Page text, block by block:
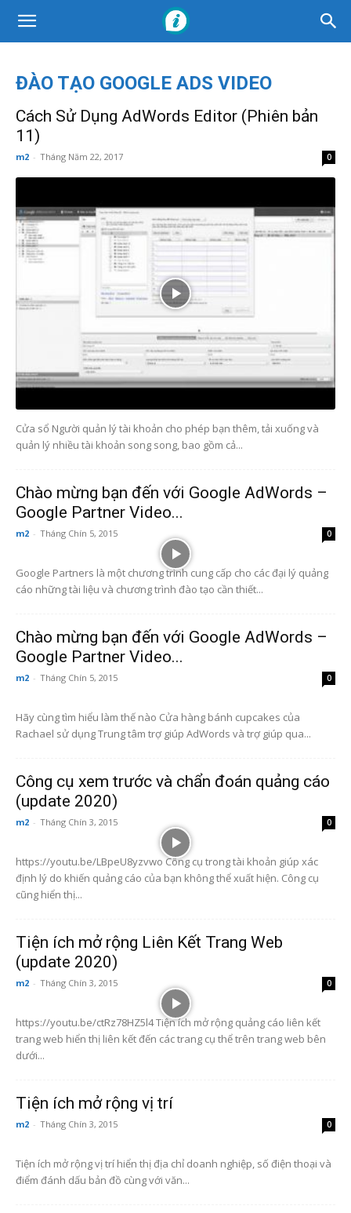
ĐÀO TẠO GOOGLE ADS VIDEO
Cách Sử Dụng AdWords Editor (Phiên bản
11)
m2 - Tháng Năm 22, 2017 0
Cửa sổ Người quản lý tài khoản cho phép bạn thêm, tải xuống và
quản lý nhiều tài khoản song song, bao gồm cả...
Chào mừng bạn đến với Google AdWords –
Google Partner Video...
m2 - Tháng Chín 5, 2015 0
Google Partners là một chương trình cung cấp cho các đại lý quảng
cáo những tài liệu và chương trình đào tạo cần thiết...
Chào mừng bạn đến với Google AdWords –
Google Partner Video...
m2 - Tháng Chín 5, 2015 0
Hãy cùng tìm hiểu làm thế nào Cửa hàng bánh cupcakes của
Rachael sử dụng Trung tâm trợ giúp AdWords và trợ giúp qua...
Công cụ xem trước và chẩn đoán quảng cáo
(update 2020)
m2 - Tháng Chín 3, 2015 0
https://youtu.be/LBpeU8yzvwo Công cụ trong tài khoản giúp xác
định lý do khiến quảng cáo của bạn không thể xuất hiện. Công cụ
cũng hiển thị...
Tiện ích mở rộng Liên Kết Trang Web
(update 2020)
m2 - Tháng Chín 3, 2015 0
https://youtu.be/ctRz78HZ5l4 Tiện ích mở rộng quảng cáo liên kết
trang web hiển thị liên kết đến các trang cụ thể trên trang web bên
dưới...
Tiện ích mở rộng vị trí
m2 - Tháng Chín 3, 2015 0
Tiện ích mở rộng vị trí hiển thị địa chỉ doanh nghiệp, số điện thoại và
điểm đánh dấu bản đồ cùng với văn...